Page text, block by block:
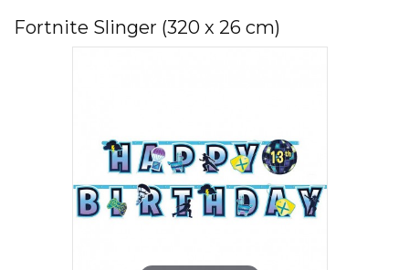
Fortnite Slinger (320 x 26 cm)